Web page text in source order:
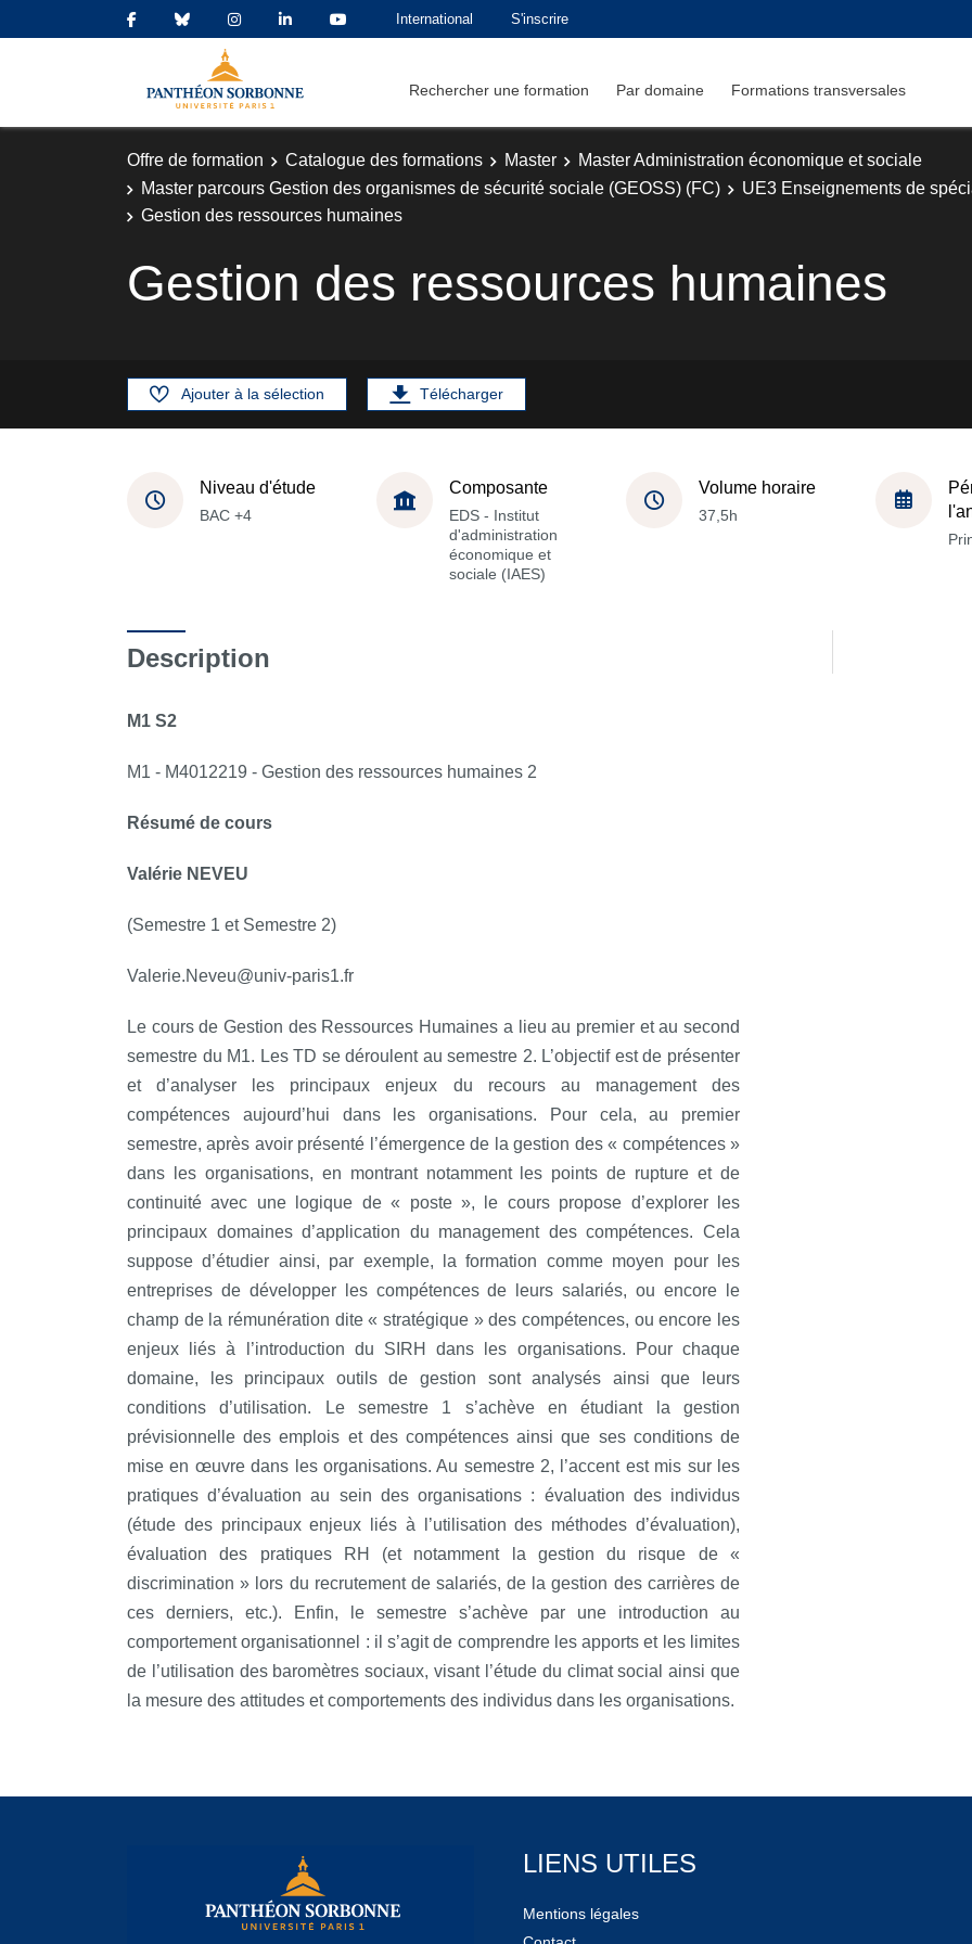
International S'inscrire
Rechercher une formation Par domaine Formations transversales
Offre de formation Catalogue des formations Master
Master Administration économique et sociale
Master parcours Gestion des organismes de sécurité sociale (GEOSS) (FC)
UE3 Enseignements de
Gestion des ressources humaines
Gestion des ressources humaines
Ajouter à la sélection Télécharger
Niveau d'étude
BAC +4
Composante
EDS - Institut
d'administration
économique et
sociale (IAES)
Volume horaire
37,5h
Description
M1 S2
M1 - M4012219 - Gestion des ressources humaines 2
Résumé de cours
Valérie NEVEU
(Semestre 1 et Semestre 2)
Valerie.Neveu@univ-paris1.fr
Le cours de Gestion des Ressources Humaines a lieu au premier et au second
semestre du M1. Les TD se déroulent au semestre 2. L’objectif est de présenter
et d’analyser les principaux enjeux du recours au management des
compétences aujourd’hui dans les organisations. Pour cela, au premier
semestre, après avoir présenté l’émergence de la gestion des « compétences »
dans les organisations, en montrant notamment les points de rupture et de
continuité avec une logique de « poste », le cours propose d’explorer les
principaux domaines d’application du management des compétences. Cela
suppose d’étudier ainsi, par exemple, la formation comme moyen pour les
entreprises de développer les compétences de leurs salariés, ou encore le
champ de la rémunération dite « stratégique » des compétences, ou encore les
enjeux liés à l’introduction du SIRH dans les organisations. Pour chaque
domaine, les principaux outils de gestion sont analysés ainsi que leurs
conditions d’utilisation. Le semestre 1 s’achève en étudiant la gestion
prévisionnelle des emplois et des compétences ainsi que ses conditions de
mise en œuvre dans les organisations. Au semestre 2, l’accent est mis sur les
pratiques d’évaluation au sein des organisations : évaluation des individus
(étude des principaux enjeux liés à l’utilisation des méthodes d’évaluation),
évaluation des pratiques RH (et notamment la gestion du risque de «
discrimination » lors du recrutement de salariés, de la gestion des carrières de
ces derniers, etc.). Enfin, le semestre s’achève par une introduction au
comportement organisationnel : il s’agit de comprendre les apports et les limites
de l’utilisation des baromètres sociaux, visant l’étude du climat social ainsi que
la mesure des attitudes et comportements des individus dans les organisations.
LIENS UTILES
Mentions légales